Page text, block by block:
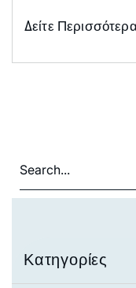
Δείτε
Κατηγορίες